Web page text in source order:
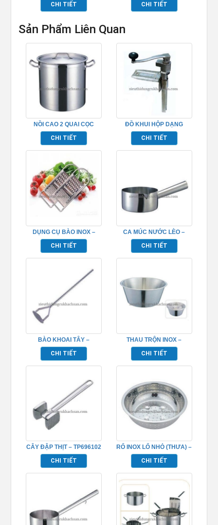
CHI TIẾT
CHI TIẾT
Sản Phẩm Liên Quan
NỒI CAO 2 QUAI CỌC
INOX (ĐÁY 2 LỚP) –
TP696001
CHI TIẾT
ĐỒ KHUI HỘP DẠNG
ĐỨNG – TP696101
CHI TIẾT
DỤNG CỤ BÀO INOX –
TP696105
CHI TIẾT
CA MÚC NƯỚC LÈO –
TP696087
CHI TIẾT
BÀO KHOAI TÂY –
TP696109
CHI TIẾT
THAU TRỘN INOX –
TP696039
CHI TIẾT
CÂY ĐẬP THỊT – TP696102
CHI TIẾT
RỔ INOX LỔ NHỎ (THƯA) –
TP696055
CHI TIẾT